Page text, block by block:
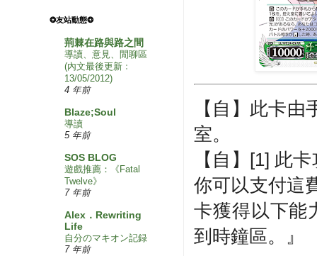
【自】此卡
室。
【自】[1] 此
你可以支付這
卡獲得以下能
到時鐘區。』
❂友站動態❂
荊棘在路與路之間
導讀、意見、閒聊區
(內文最後更新﹕
13/05/2012)
4 年前
Blaze;Soul
導讀
5 年前
SOS BLOG
遊戲推薦：《Fatal
Twelve》
7 年前
Alex．Rewriting
Life
自分のマキオン記録
7 年前